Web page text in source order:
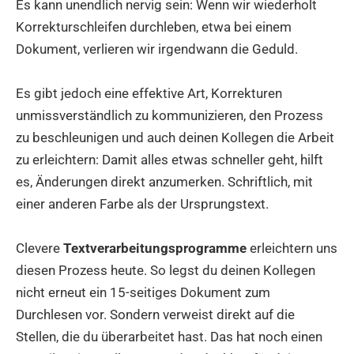
Es kann unendlich nervig sein: Wenn wir wiederholt
Korrekturschleifen durchleben, etwa bei einem
Dokument, verlieren wir irgendwann die Geduld.
Es gibt jedoch eine effektive Art, Korrekturen
unmissverständlich zu kommunizieren, den Prozess
zu beschleunigen und auch deinen Kollegen die Arbeit
zu erleichtern: Damit alles etwas schneller geht, hilft
es, Änderungen direkt anzumerken. Schriftlich, mit
einer anderen Farbe als der Ursprungstext.
Clevere Textverarbeitungsprogramme erleichtern uns
diesen Prozess heute. So legst du deinen Kollegen
nicht erneut ein 15-seitiges Dokument zum
Durchlesen vor. Sondern verweist direkt auf die
Stellen, die du überarbeitet hast. Das hat noch einen